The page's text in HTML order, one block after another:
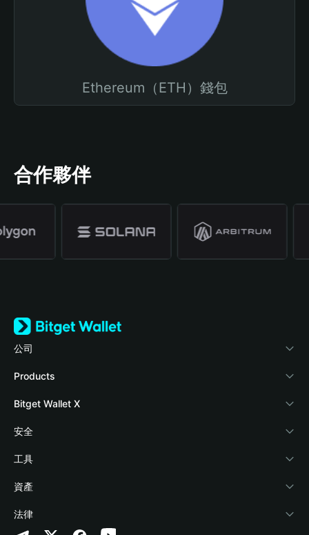
Ethereum（ETH）錢包
合作夥伴
公司
關於 Bitget Wallet
部落格
學院
加密資訊
幫助中心
‌聯繫我們
Products
Crypto Card
Stablecoin Earn
Payfi Crypto
Crypto Swap API
Altcoin Season Index
Bitget Wallet X
開發者文件
連接錢包
Bitget Wallet Pay
合作上架
安全
風險保障基金
安全防護技術
工具
快捷買幣
授權檢測
資產
Arbitrum
法律